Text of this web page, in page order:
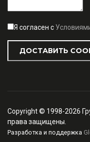
Я согласен с
ДОСТАВИТЬ
Copyright © 1998-2026
права защищены.
Разработка и поддержка